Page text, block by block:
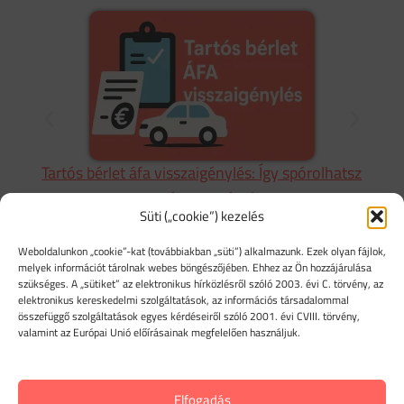
Süti („cookie”) kezelés
Weboldalunkon „cookie”-kat (továbbiakban „süti”) alkalmazunk. Ezek olyan fájlok,
melyek információt tárolnak webes böngészőjében. Ehhez az Ön hozzájárulása
szükséges. A „sütiket” az elektronikus hírközlésről szóló 2003. évi C. törvény, az
elektronikus kereskedelmi szolgáltatások, az információs társadalommal
összefüggő szolgáltatások egyes kérdéseiről szóló 2001. évi CVIII. törvény,
valamint az Európai Unió előírásainak megfelelően használjuk.
Elfogadás
Tartós bérlet áfa visszaigénylés: Így spórolhatsz
a céges autóval
ÚTNYILVÁNTARTÁS
MOBILON
Egészítsd ki online útnyilvántartó programodatiPhone
és Android mobil alkalmazásunkkal